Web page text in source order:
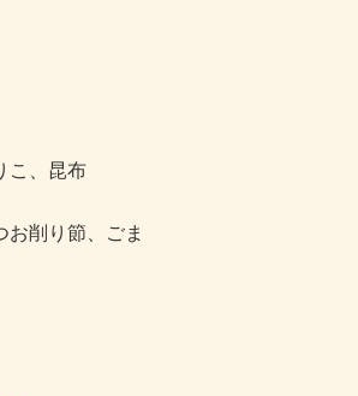
こ、昆布
お削り節、ごま